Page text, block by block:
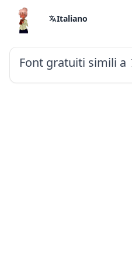
Italiano
Font gratuiti simili a